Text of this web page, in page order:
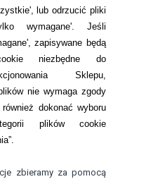
lub odrzucić pliki
wymagane'. Jeśli
zapisywane będą
niezbędne do
Sklepu,
nie wymaga zgody
dokonać wyboru
plików cookie
zbieramy za pomocą
CIASTECZKA